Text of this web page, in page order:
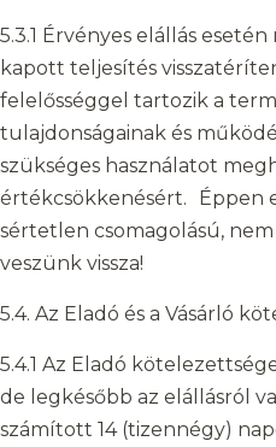
5.3.1 Érvényes elállás
kapott teljesítés
felelősséggel tartozik a
tulajdonságainak és
szükséges használatot
értékcsökkenésért. Éppen
sértetlen csomagolású,
veszünk vissza!
5.4. Az Eladó és a Vásárló
5.4.1 Az Eladó
de legkésőbb az elállásról
számított 14 (tizennégy)